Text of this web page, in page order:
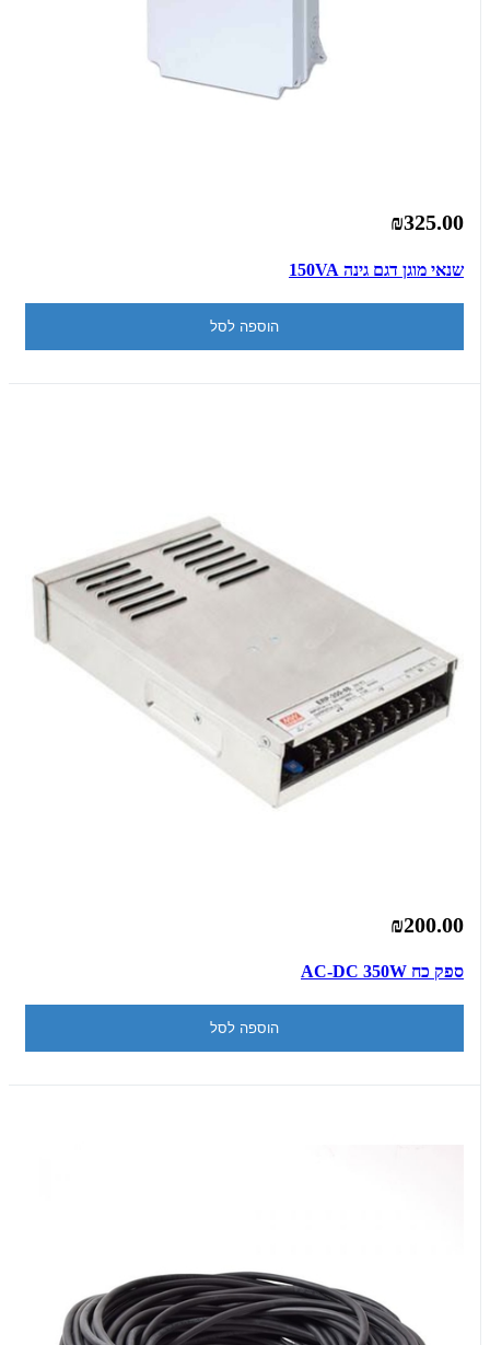
₪325.00
שנאי מוגן דגם גינה 150VA
הוספה לסל
₪200.00
ספק כח AC-DC 350W
הוספה לסל